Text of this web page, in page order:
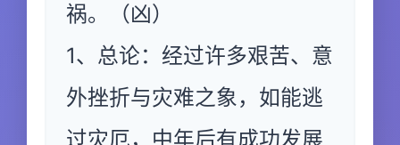
祸。（凶）
1、总论：经过许多艰苦、意
外挫折与灾难之象，如能逃
过灾厄，中年后有成功发展